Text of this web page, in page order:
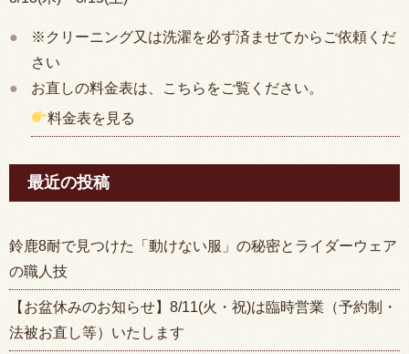
※クリーニング又は洗濯を必ず済ませてからご依頼くだ
さい
お直しの料金表は、こちらをご覧ください。
料金表を見る
最近の投稿
鈴鹿8耐で見つけた「動けない服」の秘密とライダーウェア
の職人技
【お盆休みのお知らせ】8/11(火・祝)は臨時営業（予約制・
法被お直し等）いたします